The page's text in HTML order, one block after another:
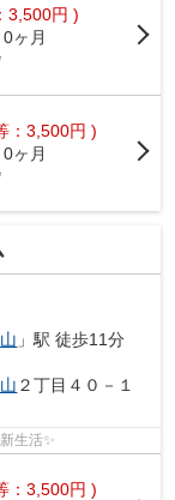
3,500円 )
0ヶ月
：3,500円 )
0ヶ月
」駅 徒歩11分
２丁目４０－１
生活✨
：3,500円 )